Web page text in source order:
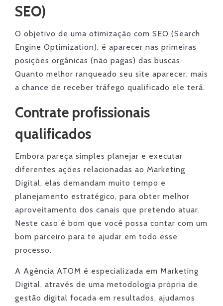
SEO)
O objetivo de uma otimização com SEO (Search
Engine Optimization), é aparecer nas primeiras
posições orgânicas (não pagas) das buscas.
Quanto melhor ranqueado seu site aparecer, mais
a chance de receber tráfego qualificado ele terá.
Contrate profissionais
qualificados
Embora pareça simples planejar e executar
diferentes ações relacionadas ao Marketing
Digital, elas demandam muito tempo e
planejamento estratégico, para obter melhor
aproveitamento dos canais que pretendo atuar.
Neste caso é bom que você possa contar com um
bom parceiro para te ajudar em todo esse
processo.
A Agência ATOM é especializada em Marketing
Digital, através de uma metodologia própria de
gestão digital focada em resultados, ajudamos